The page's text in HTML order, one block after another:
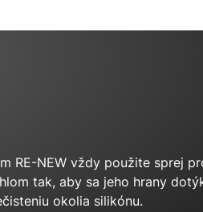
RE-NEW vždy použite sprej
tak, aby sa jeho hrany
okolia silikónu.